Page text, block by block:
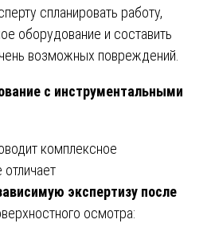
спланировать работу,
оборудование и составить
возможных повреждений.
с инструментальными
комплексное
экспертизу после
осмотра: